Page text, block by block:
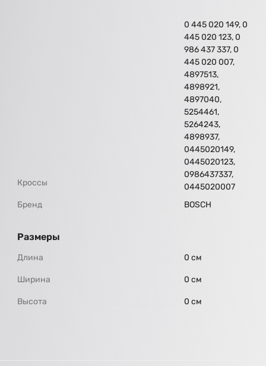
Кроссы
0 445 020 149, 0
445 020 123, 0
986 437 337, 0
445 020 007,
4897513,
4898921,
4897040,
5254461,
5264243,
4898937,
0445020149,
0445020123,
0986437337,
0445020007
Бренд
BOSCH
Размеры
Длина 0 см
Ширина 0 см
Высота 0 см